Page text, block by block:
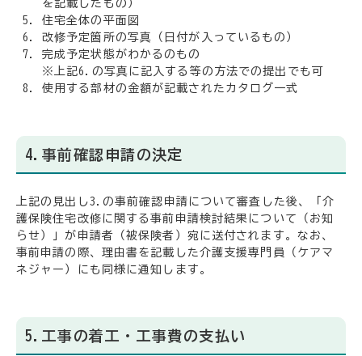
を記載したもの）
住宅全体の平面図
改修予定箇所の写真（日付が入っているもの）
完成予定状態がわかるのもの
※上記6.の写真に記入する等の方法での提出でも可
使用する部材の金額が記載されたカタログ一式
4.事前確認申請の決定
上記の見出し3.の事前確認申請について審査した後、「介
護保険住宅改修に関する事前申請検討結果について（お知
らせ）」が申請者（被保険者）宛に送付されます。なお、
事前申請の際、理由書を記載した介護支援専門員（ケアマ
ネジャー）にも同様に通知します。
5.工事の着工・工事費の支払い